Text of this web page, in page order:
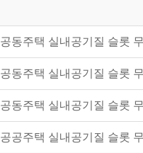
공동주택 실내공기질 슬롯
공동주택 실내공기질 슬롯
공동주택 실내공기질 슬롯
공공주택 실내공기질 슬롯